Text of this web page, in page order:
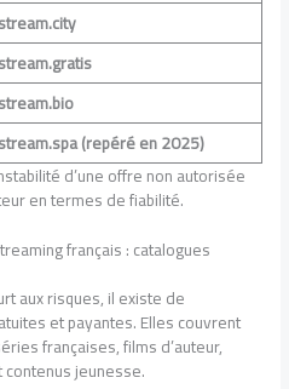
(repéré en 2025)
d’une offre non autorisée
en termes de fiabilité.
français : catalogues
aux risques, il existe de
et payantes. Elles couvrent
françaises, films d’auteur,
jeunesse.